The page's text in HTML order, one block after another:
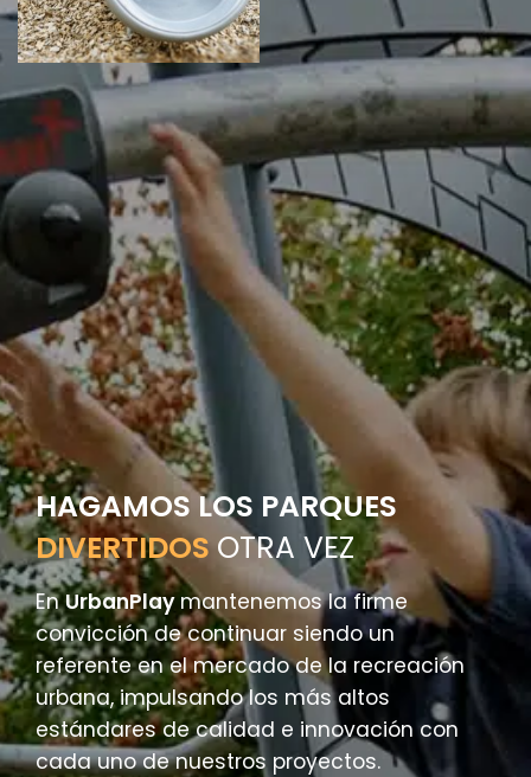
HAGAMOS LOS PARQUES
DIVERTIDOSOTRA VEZ
EnUrbanPlaymantenemos la firme
convicción de continuar siendo un
referente en el mercado de la recreación
urbana, impulsando los más altos
estándares de calidad e innovación con
cada uno de nuestros proyectos.